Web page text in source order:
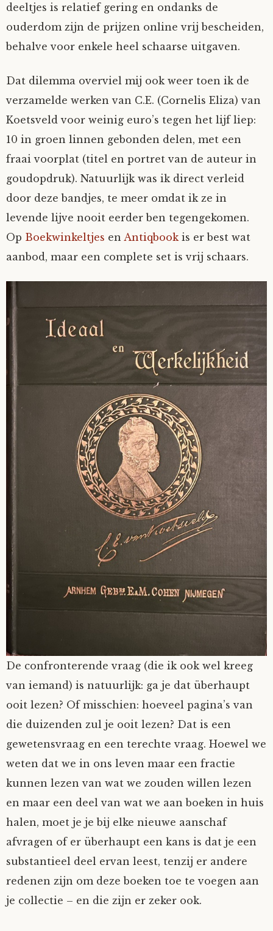
deeltjes is relatief gering en ondanks de
ouderdom zijn de prijzen online vrij bescheiden,
behalve voor enkele heel schaarse uitgaven.
Dat dilemma overviel mij ook weer toen ik de
verzamelde werken van C.E. (Cornelis Eliza) van
Koetsveld voor weinig euro’s tegen het lijf liep:
10 in groen linnen gebonden delen, met een
fraai voorplat (titel en portret van de auteur in
goudopdruk). Natuurlijk was ik direct verleid
door deze bandjes, te meer omdat ik ze in
levende lijve nooit eerder ben tegengekomen.
Op Boekwinkeltjes en Antiqbook is er best wat
aanbod, maar een complete set is vrij schaars.
De confronterende vraag (die ik ook wel kreeg
van iemand) is natuurlijk: ga je dat überhaupt
ooit lezen? Of misschien: hoeveel pagina’s van
die duizenden zul je ooit lezen? Dat is een
gewetensvraag en een terechte vraag. Hoewel we
weten dat we in ons leven maar een fractie
kunnen lezen van wat we zouden willen lezen
en maar een deel van wat we aan boeken in huis
halen, moet je je bij elke nieuwe aanschaf
afvragen of er überhaupt een kans is dat je een
substantieel deel ervan leest, tenzij er andere
redenen zijn om deze boeken toe te voegen aan
je collectie – en die zijn er zeker ook.